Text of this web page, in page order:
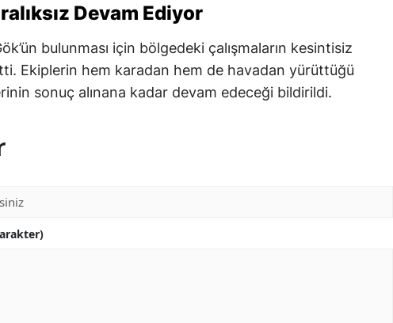
Devam Ediyor
bulunması için bölgedeki çalışmaların kesintisiz
Ekiplerin hem karadan hem de havadan yürüttüğü
sonuç alınana kadar devam edeceği bildirildi.